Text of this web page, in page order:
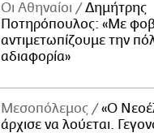
Οι Αθηναίοι
Δημήτρης
Ποτηρόπουλος: «Με
αντιμετωπίζουμε την
αδιαφορία»
Μεσοπόλεμος
«Ο
άρχισε να λούεται.